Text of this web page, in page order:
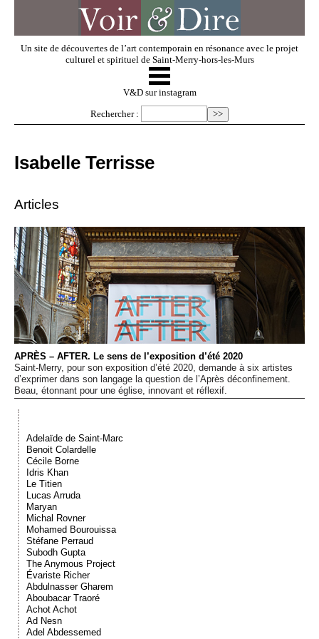
Un site de découvertes de l’art contemporain en résonance avec le projet
culturel et spirituel de Saint-Merry-hors-les-Murs
V & D
Regarder
Dossiers
Événements
Sacré
☰
V&D sur instagram
Rechercher :
Isabelle Terrisse
Articles
APRÈS – AFTER. Le sens de l’exposition d’été 2020
Saint-Merry, pour son exposition d’été 2020, demande à six artistes
d’exprimer dans son langage la question de l’Après déconfinement.
Beau, étonnant pour une église, innovant et réflexif.
Adelaïde de Saint-Marc
Benoit Colardelle
Cécile Borne
Idris Khan
Le Titien
Lucas Arruda
Maryan
Michal Rovner
Mohamed Bourouissa
Stéfane Perraud
Subodh Gupta
The Anymous Project
Évariste Richer
Abdulnasser Gharem
Aboubacar Traoré
Achot Achot
Ad Nesn
Adel Abdessemed